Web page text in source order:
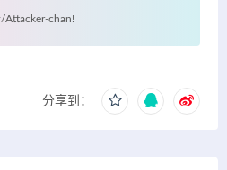
Attacker-chan!
分享到：